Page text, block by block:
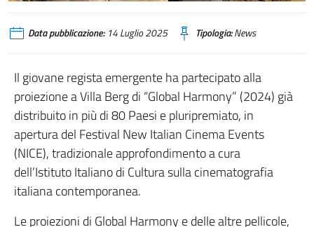
Data pubblicazione:14 Luglio 2025 Tipologia:News
Il giovane regista emergente ha partecipato alla
proiezione a Villa Berg di “Global Harmony” (2024) già
distribuito in più di 80 Paesi e pluripremiato, in
apertura del Festival New Italian Cinema Events
(NICE), tradizionale approfondimento a cura
dell’Istituto Italiano di Cultura sulla cinematografia
italiana contemporanea.
Le proiezioni di Global Harmony e delle altre pellicole,